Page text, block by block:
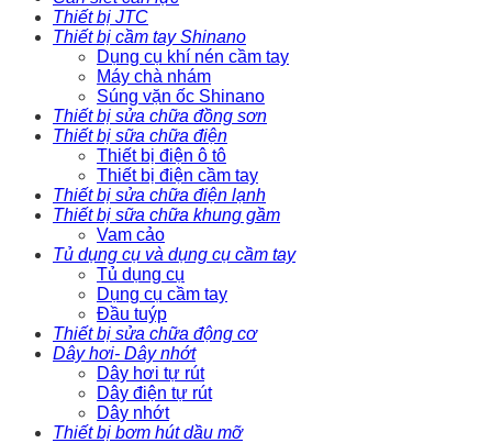
Thiết bị JTC
Thiết bị cầm tay Shinano
Dụng cụ khí nén cầm tay
Máy chà nhám
Súng vặn ốc Shinano
Thiết bị sửa chữa đồng sơn
Thiết bị sữa chữa điện
Thiết bị điện ô tô
Thiết bị điện cầm tay
Thiết bị sửa chữa điện lạnh
Thiết bị sữa chữa khung gầm
Vam cảo
Tủ dụng cụ và dụng cụ cầm tay
Tủ dụng cụ
Dụng cụ cầm tay
Đầu tuýp
Thiết bị sửa chữa động cơ
Dây hơi- Dây nhớt
Dây hơi tự rút
Dây điện tự rút
Dây nhớt
Thiết bị bơm hút dầu mỡ